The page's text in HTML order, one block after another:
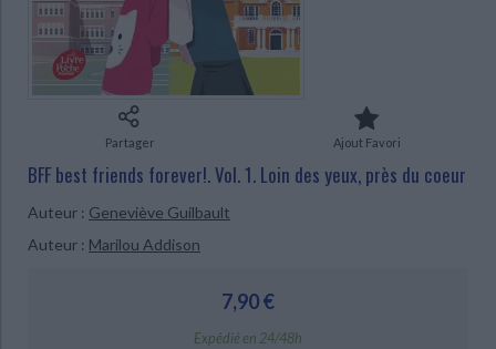
Bibliothèque de la Pléiade Critique et histoire littéraire
Classiques scolaires
Littérature de voyage Audio - Livres lus
Littérature en version originale Humour
Ecologie - Environnement
Histoire de France
Histoire - Généralités
Histoire ancienne Géographie
Culture scientifique
Danse
Partager Ajout Favori
BFF best friends forever!. Vol. 1. Loin des yeux, près du coeur
Auteur : Geneviève Guilbault
Auteur : Marilou Addison
7,90 €
Expédié en 24/48h